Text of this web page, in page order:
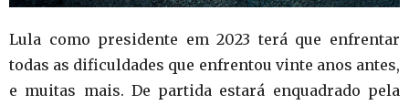
Lula como presidente em 2023 terá que enfrentar
todas as dificuldades que enfrentou vinte anos antes,
e muitas mais. De partida estará enquadrado pela